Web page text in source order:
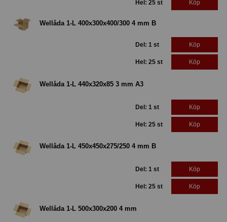
Hel: 25 st Köp
Wellåda 1-L 400x300x400/300 4 mm B
Del: 1 st Köp
Hel: 25 st Köp
Wellåda 1-L 440x320x85 3 mm A3
Del: 1 st Köp
Hel: 25 st Köp
Wellåda 1-L 450x450x275/250 4 mm B
Del: 1 st Köp
Hel: 25 st Köp
Wellåda 1-L 500x300x200 4 mm